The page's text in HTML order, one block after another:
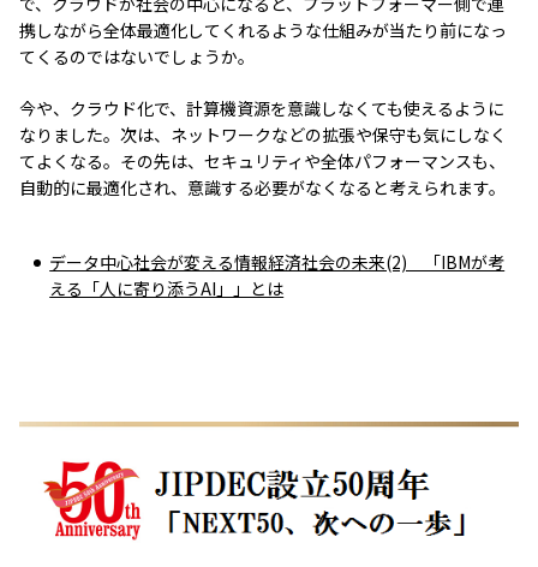
携しながら全体最適化してくれるような仕組みが当たり前になっ
てくるのではないでしょうか。
今や、クラウド化で、計算機資源を意識しなくても使えるように
なりました。次は、ネットワークなどの拡張や保守も気にしなく
てよくなる。その先は、セキュリティや全体パフォーマンスも、
自動的に最適化され、意識する必要がなくなると考えられます。
データ中心社会が変える情報経済社会の未来(2) 「IBMが考
える「人に寄り添うAI」」とは